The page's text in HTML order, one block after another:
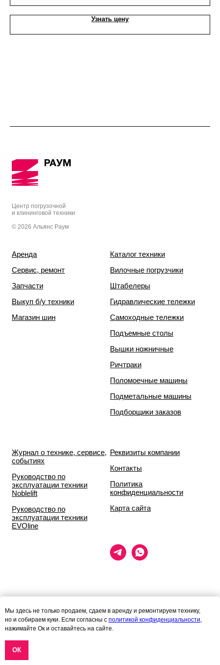
Узнать цену
Центр погрузочной
и клининговой техники
© 2026 Альянс Раум
Аренда
Сервис, ремонт
Запчасти
Выкуп б/у техники
Магазин шин
Каталог техники
Вилочные погрузчики
Штабелеры
Гидравлические тележки
Самоходные тележки
Подъемные столы
Вышки ножничные
Ричтраки
Поломоечные машины
Подметальные машины
Подборщики заказов
Журнал о технике, сервисе,
событиях
Руководство по
эксплуатации техники
Noblelift
Руководство по
эксплуатации техники
EVOline
Реквизиты компании
Контакты
Политика
конфиденциальности
Карта сайта
при каких условиях
информационные материалы и цены, размещённые на сайте, не
определяемой положениями статей 435 и 437 гражданского кодекса
Мы здесь не только продаем, сдаем в аренду и ремонтируем технику,
но и собираем куки. Если согласны с политикой конфиденциальности,
нажимайте Ок и оставайтесь на сайте.
ОК